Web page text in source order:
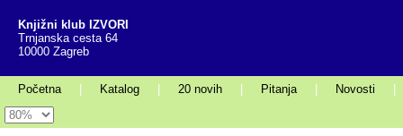
Knjižni klub IZVORI
Trnjanska cesta 64
10000 Zagreb
Početna Katalog 20 novih Pitanja Novosti